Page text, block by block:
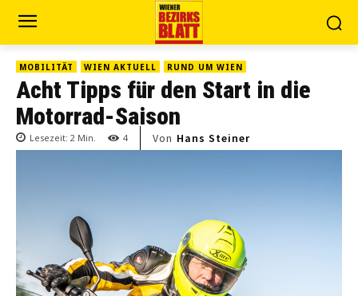
MOBILITÄT WIEN AKTUELL RUND UM WIEN
Acht Tipps für den Start in die
Motorrad-Saison
Lesezeit: 2 Min. 4 Von Hans Steiner